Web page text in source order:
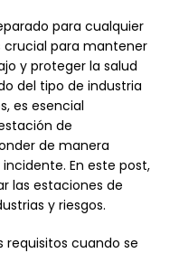
para cualquier
para mantener
y proteger la salud
del tipo de industria
es esencial
de
de manera
En este post,
las estaciones de
y riesgos.
requisitos cuando se